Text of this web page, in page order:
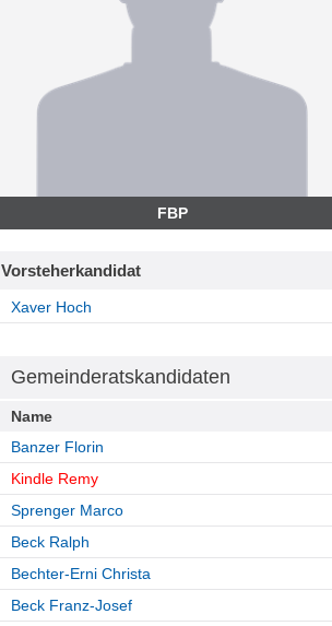
FBP
Vorsteherkandidat
Xaver Hoch
Gemeinderatskandidaten
Name
Banzer Florin
Kindle Remy
Sprenger Marco
Beck Ralph
Bechter-Erni Christa
Beck Franz-Josef